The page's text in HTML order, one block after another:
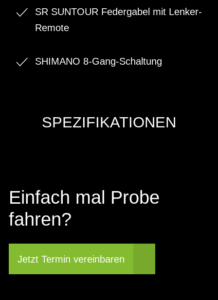
SR SUNTOUR Federgabel mit Lenker-
Remote
SHIMANO 8-Gang-Schaltung
SPEZIFIKATIONEN
Einfach mal Probe
fahren?
Jetzt Termin vereinbaren